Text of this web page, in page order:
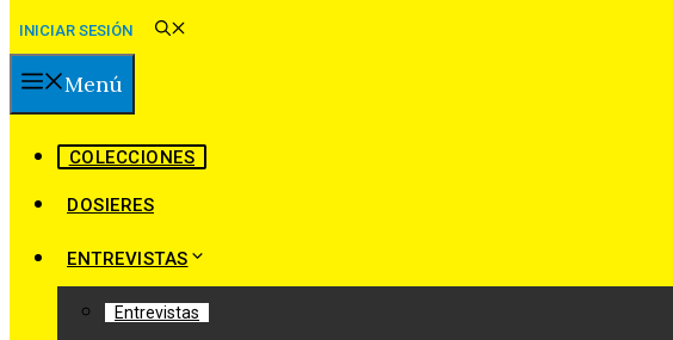
INICIAR SESIÓN
Menú
COLECCIONES
DOSIERES
ENTREVISTAS
Entrevistas